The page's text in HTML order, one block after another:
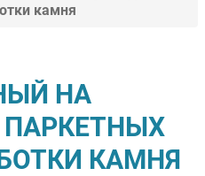
камня
НА
КАМНЯ